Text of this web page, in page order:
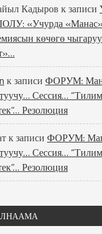
Кадыров к записи
«Учурда «Манас»
көчөгө
к записи ФОРУМ:
Сессия…
Резолюция
к записи ФОРУМ:
Сессия…
Резолюция